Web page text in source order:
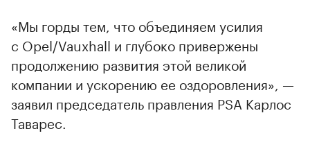
«Мы горды тем, что объединяем усилия
с Opel/Vauxhall и глубоко привержены
продолжению развития этой великой
компании и ускорению ее оздоровления», —
заявил председатель правления PSA Карлос
Таварес.